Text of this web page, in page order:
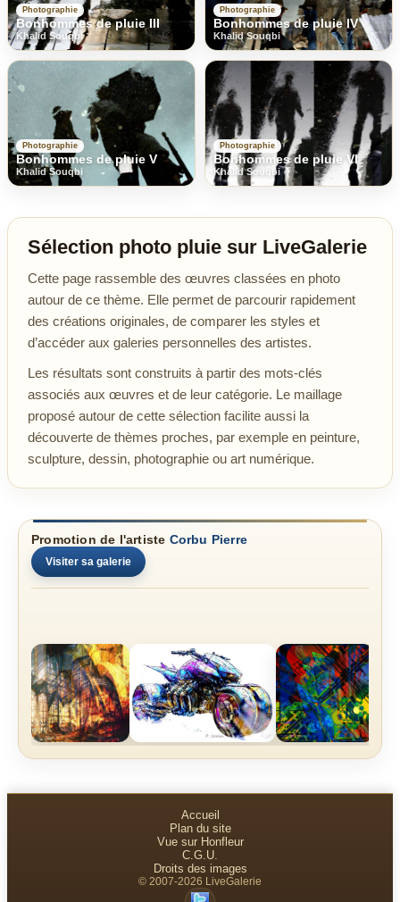
Photographie
Bonhommes de pluie III
Khalid Souqbi
Photographie
Bonhommes de pluie IV
Khalid Souqbi
Photographie
Bonhommes de pluie V
Khalid Souqbi
Photographie
Bonhommes de pluie VI
Khalid Souqbi
Sélection photo pluie sur LiveGalerie
Cette page rassemble des œuvres classées en photo
autour de ce thème. Elle permet de parcourir rapidement
des créations originales, de comparer les styles et
d’accéder aux galeries personnelles des artistes.
Les résultats sont construits à partir des mots-clés
associés aux œuvres et de leur catégorie. Le maillage
proposé autour de cette sélection facilite aussi la
découverte de thèmes proches, par exemple en peinture,
sculpture, dessin, photographie ou art numérique.
Promotion de l'artiste Corbu Pierre
Visiter sa galerie
Accueil
Plan du site
Vue sur Honfleur
C.G.U.
Droits des images
© 2007-2026 LiveGalerie